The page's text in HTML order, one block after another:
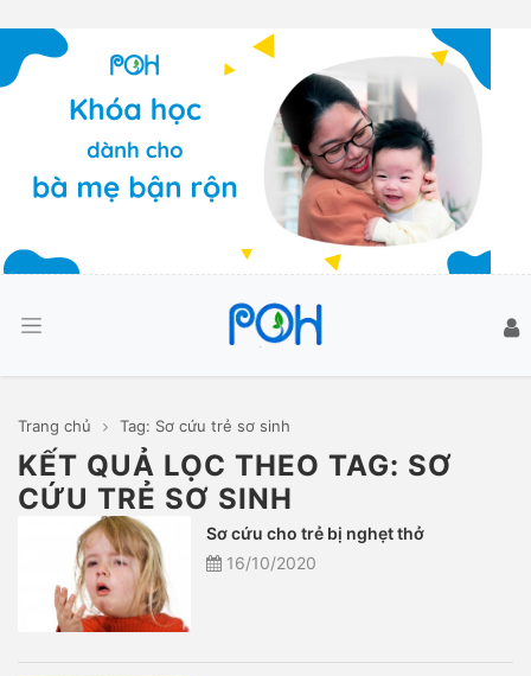
Trang chủ Tag: Sơ cứu trẻ sơ sinh
KẾT QUẢ LỌC THEO TAG: SƠ
CỨU TRẺ SƠ SINH
Sơ cứu cho trẻ bị nghẹt thở
16/10/2020